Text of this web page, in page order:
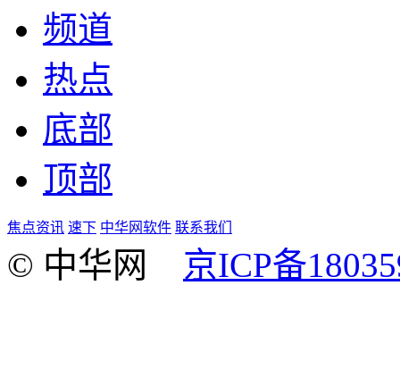
频道
热点
底部
顶部
焦点资讯 速下 中华网软件 联系我们
© 中华网 京ICP备